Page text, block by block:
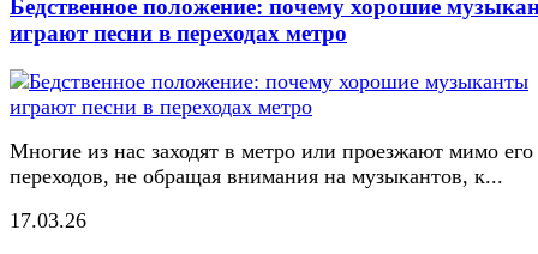
Бедственное положение: почему хорошие
играют песни в переходах метро
Многие из нас заходят в метро или проезжают мимо его
переходов, не обращая внимания на музыкантов, к...
17.03.26